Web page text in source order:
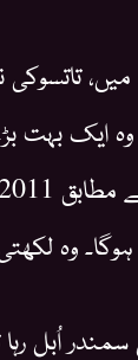
ایک بہت
وہ
اُبل رہا